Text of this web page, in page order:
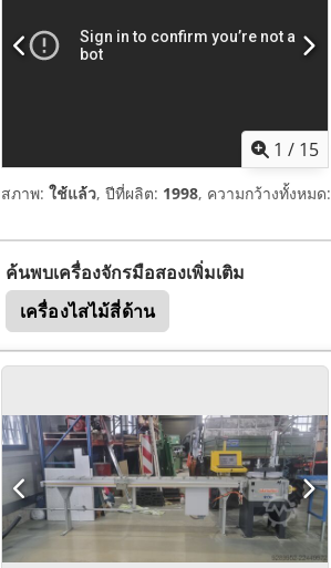
1 / 15
สภาพ: ใช้แล้ว, ปีที่ผลิต: 1998, ความกว้างทั้งหมด:
ค้นพบเครื่องจักรมือสองเพิ่มเติม
เครื่องไสไม้สี่ด้าน